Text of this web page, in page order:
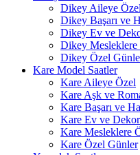
Dikey Aileye Özel
Dikey Başarı ve
Dikey Ev ve
Dikey Mesleklere
Dikey Özel
Kare Model Saatler
Kare Aileye Özel
Kare Aşk ve
Kare Başarı ve
Kare Ev ve
Kare Mesleklere
Kare Özel Günler